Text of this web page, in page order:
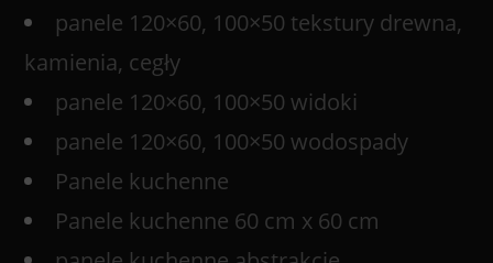
panele 120×60, 100×50 tekstury drewna,
kamienia, cegły
panele 120×60, 100×50 widoki
panele 120×60, 100×50 wodospady
Panele kuchenne
Panele kuchenne 60 cm x 60 cm